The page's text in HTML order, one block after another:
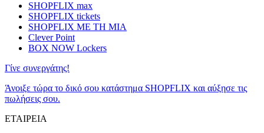
SHOPFLIX max
SHOPFLIX tickets
SHOPFLIX ΜΕ ΤΗ ΜΙΑ
Clever Point
BOX NOW Lockers
Γίνε συνεργάτης!
Άνοιξε τώρα το δικό σου κατάστημα SHOPFLIX και αύξησε τις
πωλήσεις σου.
ΕΤΑΙΡΕΙΑ